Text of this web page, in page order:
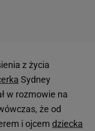
z życia
Sydney
w rozmowie na
że od
i ojcem dziecka